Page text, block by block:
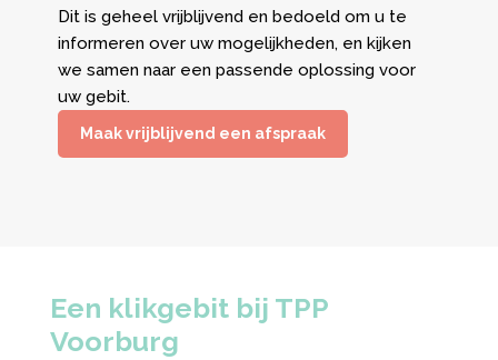
Dit is geheel vrijblijvend en bedoeld om u te
informeren over uw mogelijkheden, en kijken
we samen naar een passende oplossing voor
uw gebit.
Maak vrijblijvend een afspraak
Een klikgebit bij TPP
Voorburg